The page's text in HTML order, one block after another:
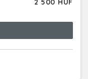
2 500 HUF